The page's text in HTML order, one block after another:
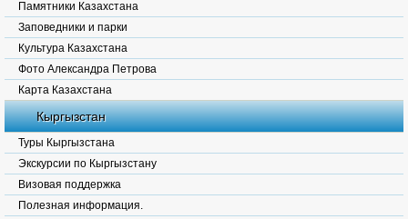
Памятники Казахстана
Заповедники и парки
Культура Казахстана
Фото Александра Петрова
Карта Казахстана
Кыргызстан
Туры Кыргызстана
Экскурсии по Кыргызстану
Визовая поддержка
Полезная информация.